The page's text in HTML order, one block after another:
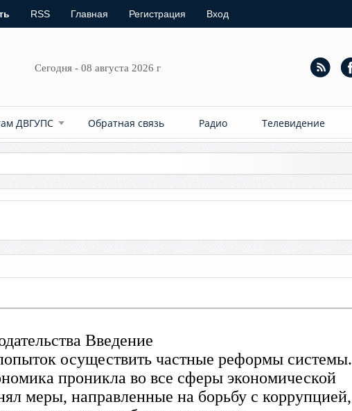
RSS Главная Регистрация Вход
Сегодня - 08 августа 2026 г
ДВГУПС Обратная связь Радио Телевидение
Введение
осуществить частные реформы системы.
проникла во все сферы экономической
меры, направленные на борьбу с коррупцией,